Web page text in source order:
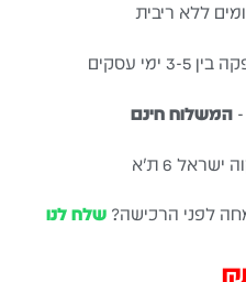
עסקים
המשלוח חינם
6 ת״א
לפני הרכישה? שלח לנו